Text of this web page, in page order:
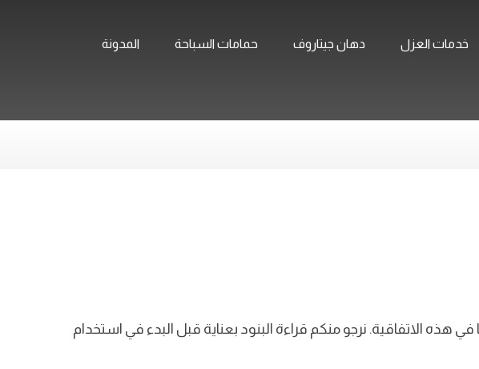
خدمات العزل دهان جيتاروف حمامات السباحة المدونة
هذه الاتفاقية. نرجو منكم قراءة البنود بعناية قبل البدء في استخدام